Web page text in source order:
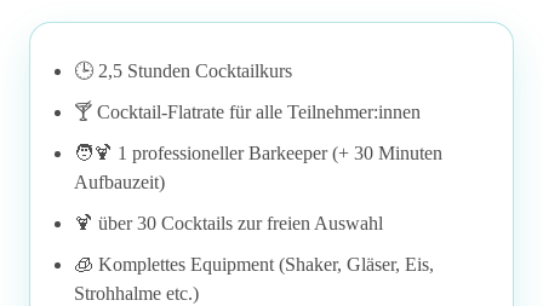
🕒 2,5 Stunden Cocktailkurs
🍸 Cocktail-Flatrate für alle Teilnehmer:innen
🧑‍🍹 1 professioneller Barkeeper (+ 30 Minuten
Aufbauzeit)
🍹 über 30 Cocktails zur freien Auswahl
🧊 Komplettes Equipment (Shaker, Gläser, Eis,
Strohhalme etc.)